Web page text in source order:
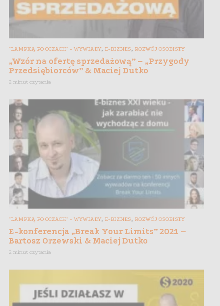
"LAMPKĄ PO OCZACH" - WYWIADY, E-BIZNES ROZWÓJ OSOBISTY
„Wzór na ofertę sprzedażową” – „Przygody
Przedsiębiorców” & Maciej Dutko
2 minut czytania
"LAMPKĄ PO OCZACH" - WYWIADY, E-BIZNES, ROZWÓJ OSOBISTY
E-konferencja „Break Your Limits” 2021 –
Bartosz Orzewski & Maciej Dutko
2 minut czytania